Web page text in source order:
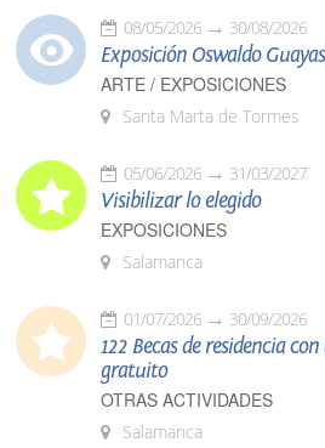
08/05/2026 30/08/2026
Exposición Oswaldo
ARTE / EXPOSICIONES
Santa Marta de Tormes
05/06/2026 31/03/2027
Visibilizar lo elegido
EXPOSICIONES
Salamanca
01/07/2026 30/09/2026
122 Becas de residencia
gratuito
OTRAS ACTIVIDADES
Salamanca